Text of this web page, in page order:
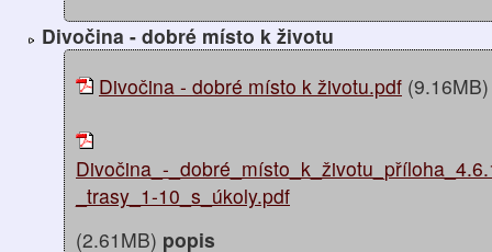
Divočina - dobré místo k životu
Divočina - dobré místo k životu.pdf
Divočina_-
_trasy_1-10_s_úkoly.pdf
(2.61MB) popis